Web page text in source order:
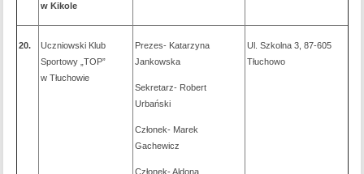
w Kikole
20.
Uczniowski Klub
Sportowy „TOP”
w Tłuchowie
Prezes- Katarzyna
Jankowska
Sekretarz- Robert
Urbański
Członek- Marek
Gachewicz
Członek- Aldona
Ul. Szkolna 3, 87-605
Tłuchowo